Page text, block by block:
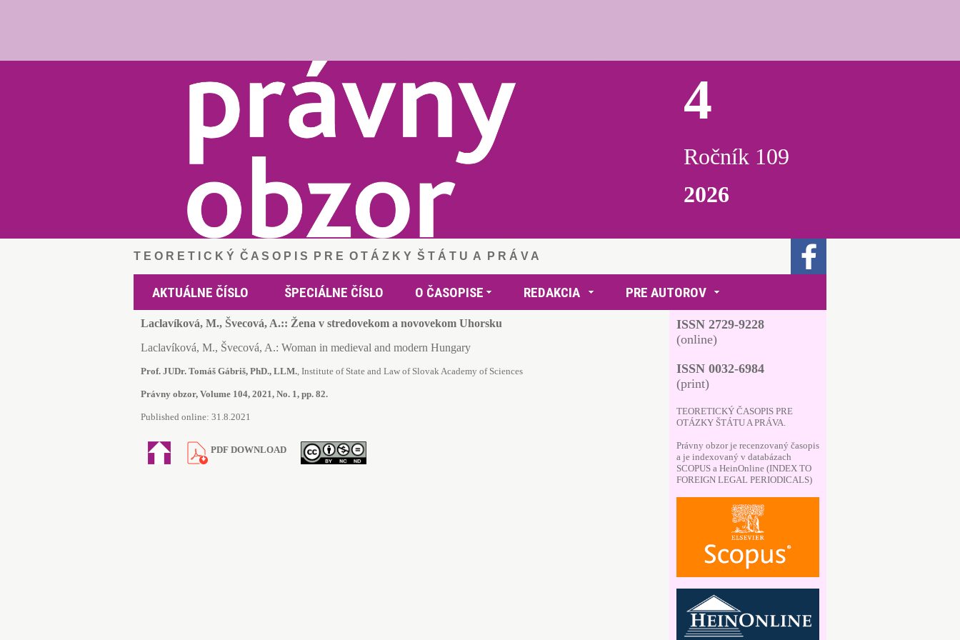
4
Ročník 109
2026
T E O R E T I C K Ý Č A S O P I S P R E O T Á Z K Y Š T Á T U A P R Á V A
AKTUÁLNE ČÍSLO ŠPECIÁLNE ČÍSLO O ČASOPISE REDAKCIA PRE AUTOROV
Laclavíková, M., Švecová, A.:: Žena v stredovekom a novovekom Uhorsku
Laclavíková, M., Švecová, A.: Woman in medieval and modern Hungary
Prof. JUDr. Tomáš Gábriš, PhD., LLM., Institute of State and Law of Slovak Academy of Sciences
Právny obzor, Volume 104, 2021, No. 1, pp. 82.
Published online: 31.8.2021
PDF DOWNLOAD
ISSN 2729-9228
(online)
ISSN 0032-6984
(print)
TEORETICKÝ ČASOPIS PRE
OTÁZKY ŠTÁTU A PRÁVA.
Právny obzor je recenzovaný časopis
a je indexovaný v databázach
SCOPUS a HeinOnline (INDEX TO
FOREIGN LEGAL PERIODICALS)